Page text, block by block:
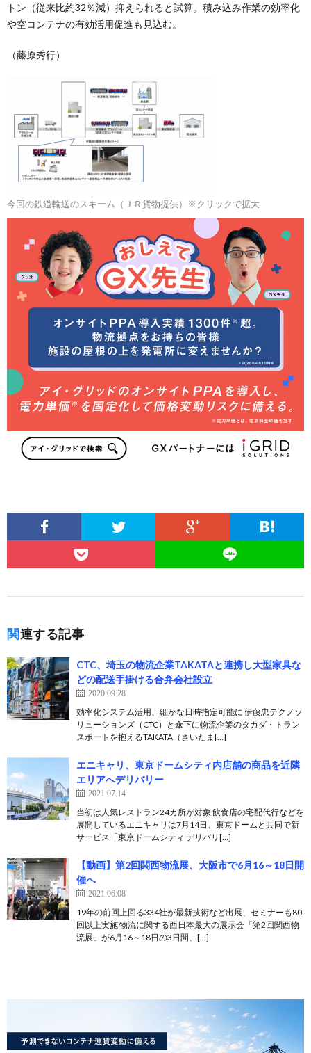
トン（従来比約32％減）抑えられると試算。積み込み作業の効率化
や空コンテナの有効活用促進も見込む。
（藤原秀行）
今回の鉄道輸送のスキーム（ＪＲ貨物提供）※クリックで拡大
関連する記事
CTC、埼玉の物流企業TAKATAと連携し大型家具な
どの配送手掛ける合弁会社設立
2020.09.28
効率化システム活用、細かな日時指定可能に 伊藤忠テクノソ
リューションズ（CTC）と傘下に物流企業のタカダ・トラン
スポートを抱えるTAKATA（さいたま[…]
エニキャリ、東京ドームシティ内店舗の商品を近隣
エリアへデリバリー
2021.07.14
当初は人気レストラン24カ所が対象 飲食店の宅配代行などを
展開しているエニキャリは7月14日、東京ドームと共同で新
サービス「東京ドームシティ デリバリ[…]
【動画】第2回関西物流展、大阪市で6月16～18日開
催へ
2021.06.08
19年の前回上回る334社が最新技術など出展、セミナーも80
回以上実施 物流に関する西日本最大の展示会「第2回関西物
流展」が6月16～18日の3日間、[…]